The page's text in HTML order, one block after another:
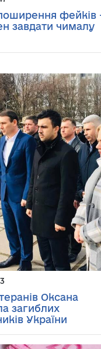
фейків
завдати чималу
Оксана
загиблих
України